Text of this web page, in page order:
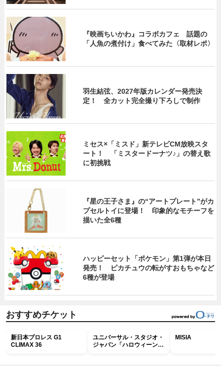
『映画ちいかわ』コラボカフェ 話題の
「人魚の煮付け」食べてみた〈取材レポ〉
羽生結弦、2027年版カレンダー発売決
定！ 全カット完全撮り下ろしで制作
ミセス×「ミスド」新テレビCM放映スタ
ート！ 「ミスタードーナツ♪」の替え歌
に初挑戦
『星の王子さま』の“アートプレート”がカ
プセルトイに登場！ 印象的なモチーフを
描いた全6種
ハッピーセット「ポケモン」第1弾が本日
発売！ ピカチュウの転がすおもちゃなど
6種が登場
おすすめチケット
新日本プロレス G1
CLIMAX 36
ユニバーサル・スタジオ・
ジャパン「ハロウィーン・
MISIA